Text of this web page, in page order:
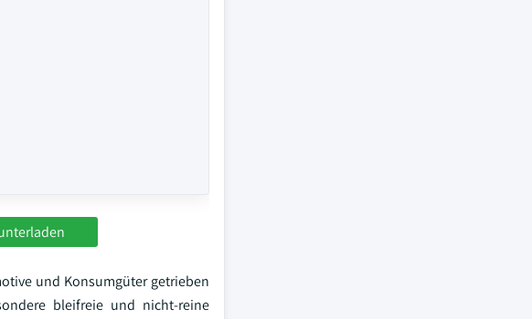
und Konsumgüter getrieben
bleifreie und nicht-reine